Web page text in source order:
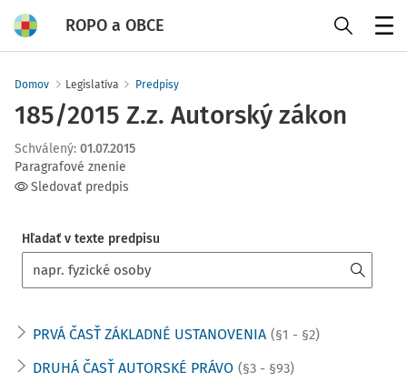
ROPO a OBCE
Domov Legislatíva Predpisy
185/2015 Z.z. Autorský zákon
Schválený: 01.07.2015
Paragrafové znenie
Sledovať predpis
Hľadať v texte predpisu
PRVÁ ČASŤ ZÁKLADNÉ USTANOVENIA (§1 - §2)
DRUHÁ ČASŤ AUTORSKÉ PRÁVO (§3 - §93)